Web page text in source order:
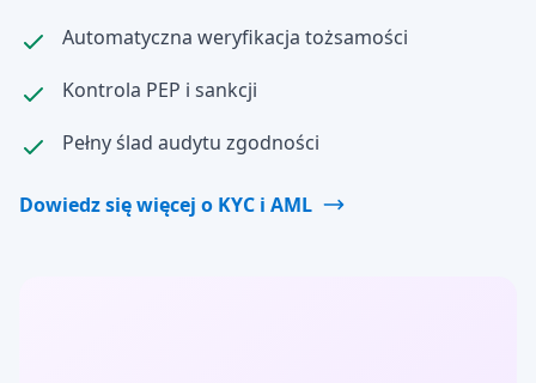
Automatyczna weryfikacja tożsamości
Kontrola PEP i sankcji
Pełny ślad audytu zgodności
Dowiedz się więcej o KYC i AML